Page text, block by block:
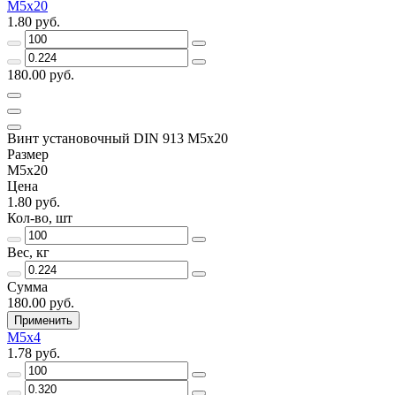
М5х20
1.80 руб.
180.00 руб.
Винт установочный DIN 913 М5х20
Размер
М5х20
Цена
1.80 руб.
Кол-во, шт
Вес, кг
Сумма
180.00 руб.
Применить
М5х4
1.78 руб.